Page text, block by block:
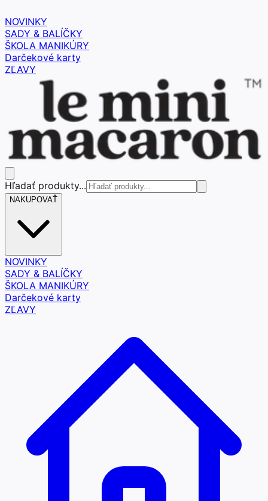
NOVINKY
SADY & BALÍČKY
ŠKOLA MANIKÚRY
Darčekové karty
ZĽAVY
Hľadať produkty...
NAKUPOVAŤ
NOVINKY
SADY & BALÍČKY
ŠKOLA MANIKÚRY
Darčekové karty
ZĽAVY